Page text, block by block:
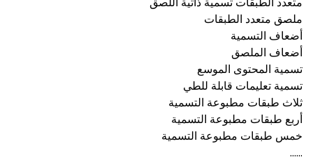
ملصق متعدد الطبقات
أضعاف التسمية
أضعاف الملصق
تسمية المحتوى الموسع
تسمية تعليمات قابلة للطي
ثلاث طبقات مطبوعة التسمية
أربع طبقات مطبوعة التسمية
خمس طبقات مطبوعة التسمية
......